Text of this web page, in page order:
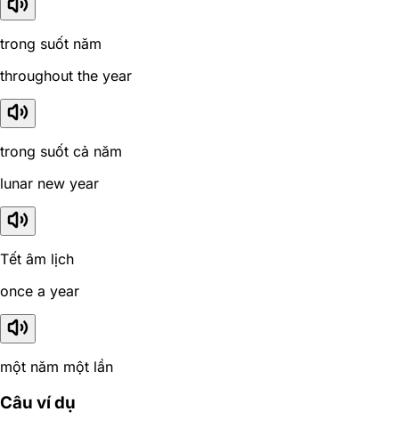
trong suốt năm
throughout the year
trong suốt cả năm
lunar new year
Tết âm lịch
once a year
một năm một lần
Câu ví dụ